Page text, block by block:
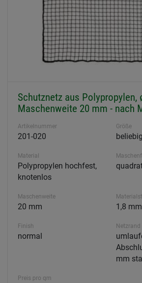
Schutznetz aus Polypropylen,
Maschenweite 20 mm - nach
Artikelnummer
201-020
Größe
Material
Polypropylen hochfest,
knotenlos
Maschenweite
20 mm 1,8 mm
Finish
normal
Netzrand
mm
Preis pro qm